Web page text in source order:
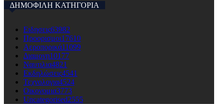
ΔΗΜΟΦΙΛΗ ΚΑΤΗΓΟΡΙΑ
Ειδησεις63982
Προορισμοι17610
Αεροπορικά11099
Διαμονη10177
Ναυτιλια4821
Εκδηλώσεις4541
Τεχνολογια4524
Οικονομια3773
Uncategorised2555